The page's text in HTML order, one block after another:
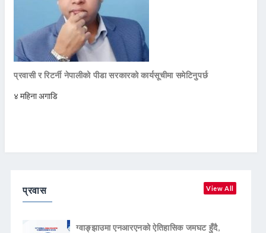
प्रवासी र रिटर्नी नेपालीको पीडा सरकारको कार्यसूचीमा समेटिनुपर्छ
४ महिना अगाडि
प्रवास View All
ग्वाङ्झाउमा एनआरएनको ऐतिहासिक जमघट हुँदै,